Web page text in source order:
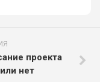
проекта
нет